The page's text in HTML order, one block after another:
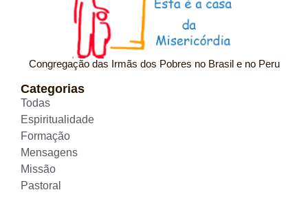
Congregação das Irmãs dos Pobres no Brasil e no Peru
Categorias
Todas
Espiritualidade
Formação
Mensagens
Missão
Pastoral